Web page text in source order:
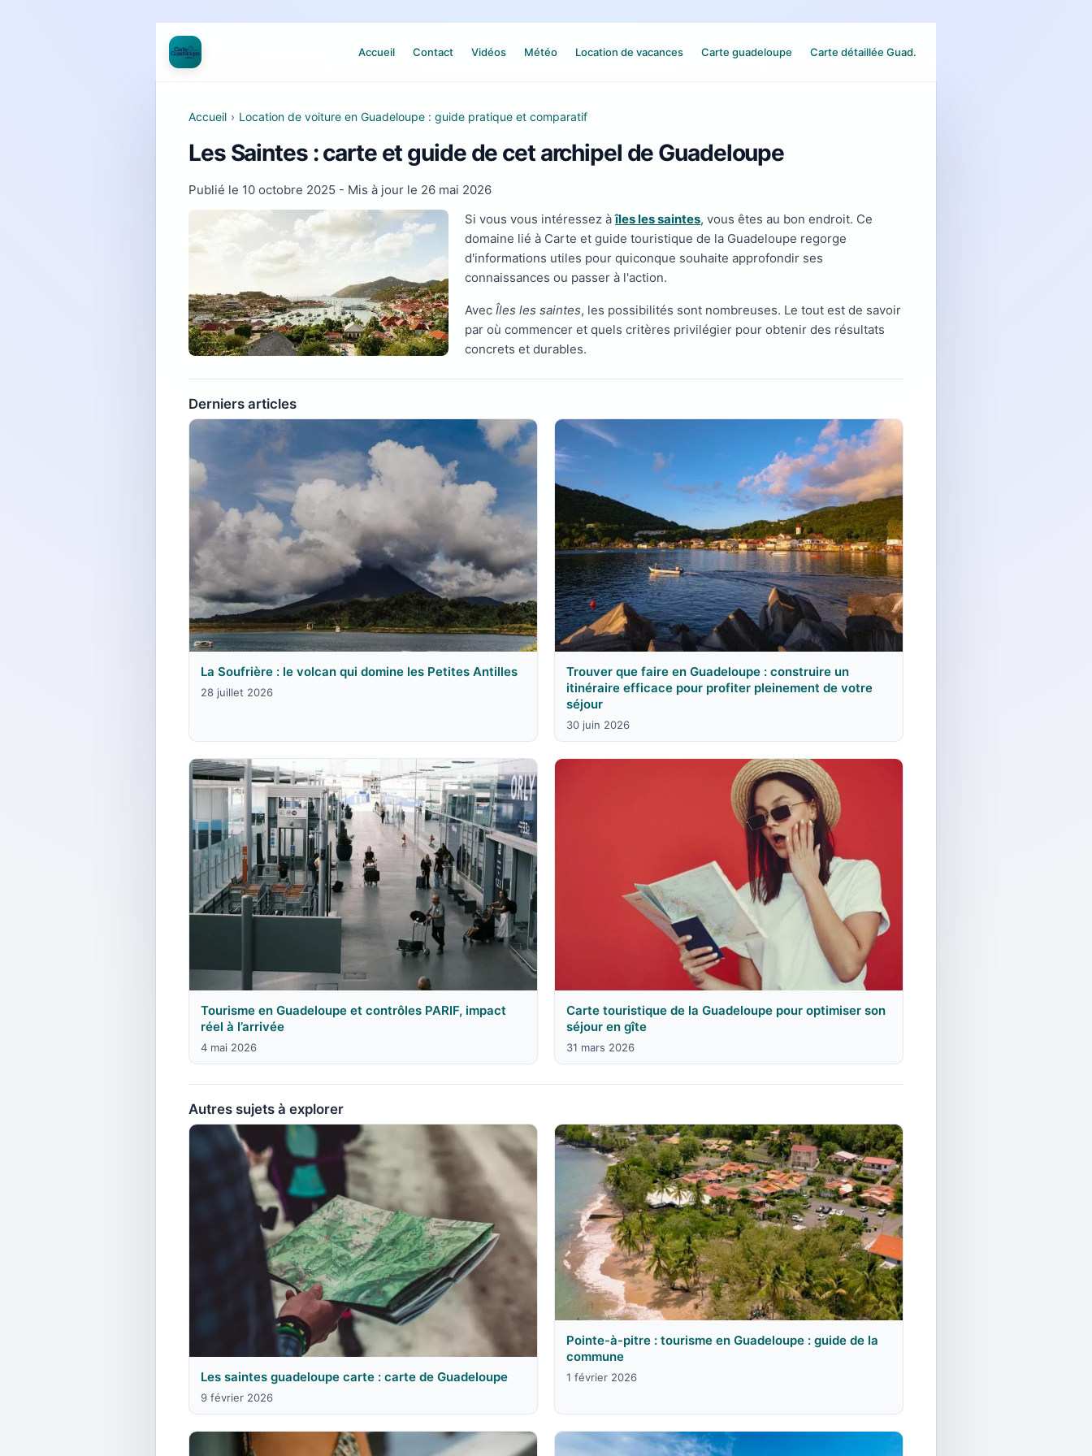
Accueil Contact Vidéos Météo Location de vacances Carte guadeloupe Carte détaillée Guad.
Accueil › Location de voiture en Guadeloupe : guide pratique et comparatif
Les Saintes : carte et guide de cet archipel de Guadeloupe
Publié le 10 octobre 2025 - Mis à jour le 26 mai 2026
Si vous vous intéressez àîles les saintes, vous êtes au bon endroit. Ce
domaine lié à Carte et guide touristique de la Guadeloupe regorge
d'informations utiles pour quiconque souhaite approfondir ses
connaissances ou passer à l'action.
Avec Îles les saintes, les possibilités sont nombreuses. Le tout est de savoir
par où commencer et quels critères privilégier pour obtenir des résultats
concrets et durables.
Derniers articles
La Soufrière : le volcan qui domine les Petites Antilles
28 juillet 2026
Trouver que faire en Guadeloupe : construire un
itinéraire efficace pour profiter pleinement de votre
séjour
30 juin 2026
Tourisme en Guadeloupe et contrôles PARIF, impact
réel à l’arrivée
4 mai 2026
Carte touristique de la Guadeloupe pour optimiser son
séjour en gîte
31 mars 2026
Autres sujets à explorer
Les saintes guadeloupe carte : carte de Guadeloupe
9 février 2026
Pointe-à-pitre : tourisme en Guadeloupe : guide de la
commune
1 février 2026